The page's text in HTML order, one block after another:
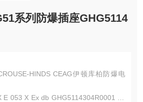
系列防爆插座GHG5114
HINDS CEAG伊顿库柏防爆电
E 053 X Ex db GHG5114304R0001 13